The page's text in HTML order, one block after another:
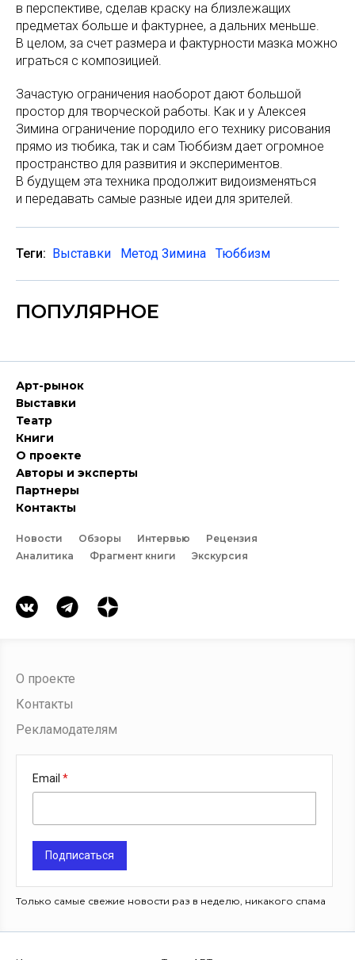
в перспективе, сделав краску на близлежащих
предметах больше и фактурнее, а дальних меньше.
В целом, за счет размера и фактурности мазка можно
играться с композицией.
Зачастую ограничения наоборот дают большой
простор для творческой работы. Как и у Алексея
Зимина ограничение породило его технику рисования
прямо из тюбика, так и сам Тюббизм дает огромное
пространство для развития и экспериментов.
В будущем эта техника продолжит видоизменяться
и передавать самые разные идеи для зрителей.
Теги: Выставки Метод Зимина Тюббизм
ПОПУЛЯРНОЕ
Арт-рынок
Выставки
Театр
Книги
О проекте
Авторы и эксперты
Партнеры
Контакты
Новости Обзоры Интервью
Рецензия
Аналитика
Фрагмент книги Экскурсия
О проекте
Контакты
Рекламодателям
Email
Подписаться
Только самые свежие новости раз в неделю, никакого спама